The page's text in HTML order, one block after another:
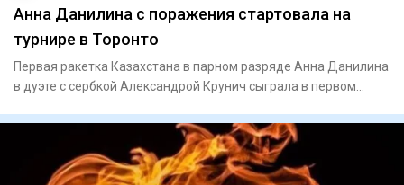
Анна Данилина с поражения стартовала на
турнире в Торонто
Первая ракетка Казахстана в парном разряде Анна Данилина
в дуэте с сербкой Александрой Крунич сыграла в первом